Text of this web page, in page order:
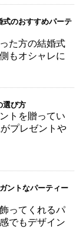
式のおすすめパーテ
た方の結婚式
もオシャレに
選び方
トを贈ってい
プレゼントや
ントなパーティー
ってくれるパ
でもデザイン